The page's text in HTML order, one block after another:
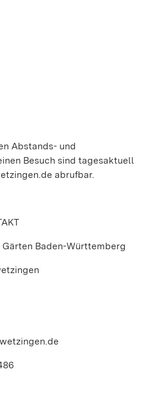
Abstands- und
Besuch sind tagesaktuell
abrufbar.
Baden-Württemberg